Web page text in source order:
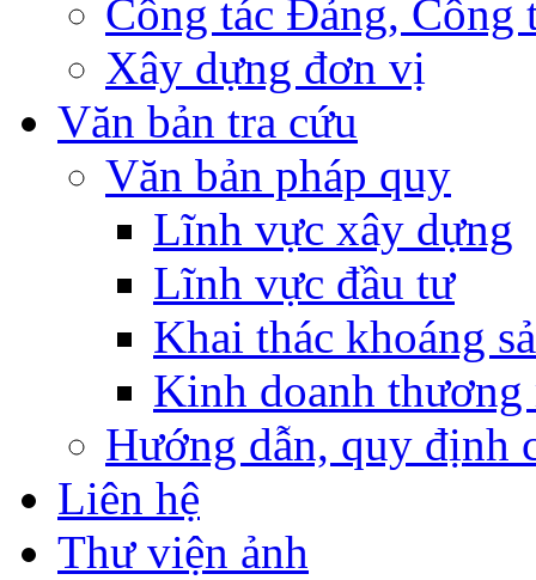
Công tác Đảng, Công
Xây dựng đơn vị
Văn bản tra cứu
Văn bản pháp quy
Lĩnh vực xây dựng
Lĩnh vực đầu tư
Khai thác khoáng
Kinh doanh thương
Hướng dẫn, quy định
Liên hệ
Thư viện ảnh